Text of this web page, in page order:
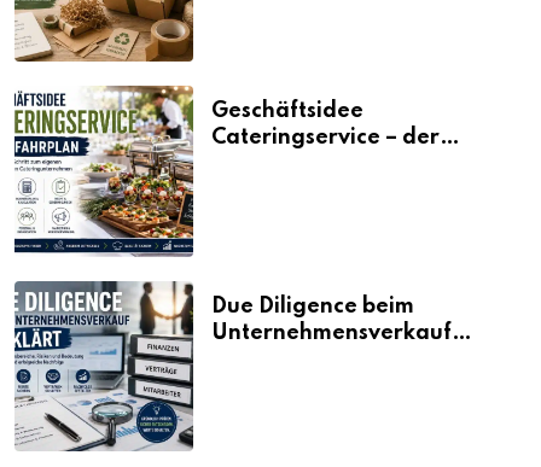
Geschäftsidee
Cateringservice – der
Due Diligence beim
Unternehmensverkauf